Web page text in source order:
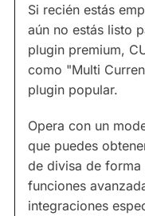
Si recién estás
aún no estás listo
plugin premium,
como "Multi
plugin popular.
Opera con un
que puedes
de divisa de
funciones
integraciones